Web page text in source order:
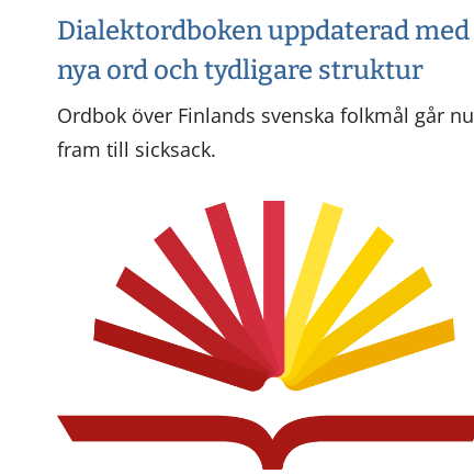
Dialektordboken uppdaterad med
nya ord och tydligare struktur
Ordbok över Finlands svenska folkmål går nu
fram till sicksack.